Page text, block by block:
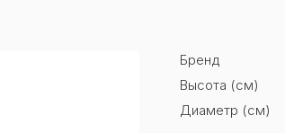
Бренд
Высота (см)
Диаметр (см)